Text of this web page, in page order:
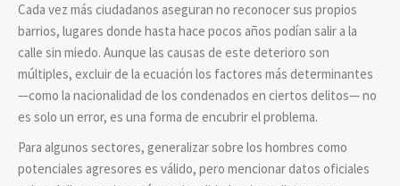
Cada vez más ciudadanos aseguran no reconocer sus propios
barrios, lugares donde hasta hace pocos años podían salir a la
calle sin miedo. Aunque las causas de este deterioro son
múltiples, excluir de la ecuación los factores más determinantes
—como la nacionalidad de los condenados en ciertos delitos— no
es solo un error, es una forma de encubrir el problema.
Para algunos sectores, generalizar sobre los hombres como
potenciales agresores es válido, pero mencionar datos oficiales